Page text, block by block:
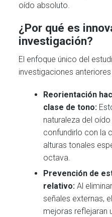
oído absoluto.
¿Por qué es
investigación?
El enfoque único del
investigaciones
Reorientación
clase de tono:
naturaleza del
confundirlo con la
alturas tonales
octava.
Prevención de
relativo: Al
señales externas,
mejoras reflejaran